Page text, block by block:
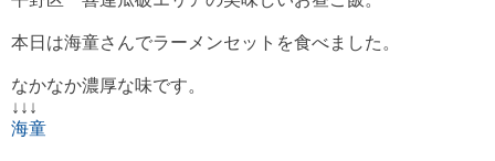
本日は海童さんでラーメンセットを食べました。
なかなか濃厚な味です。
↓↓↓
海童